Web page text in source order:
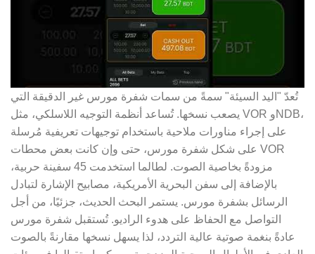
تُعدّ "اليد السيئة" سمةً من سمات شفرة مورس غير الدقيقة التي
يصعب نسخها. تُساعد أنظمة التوجيه اللاسلكي، مثل VOR وNDB،
على إجراء مناورات ملاحية باستخدام توجيهات تعريفية مُرسلة
على شكل شفرة مورس، حتى وإن كانت بعض محطات VOR
مزودةً بخاصية الصوت. لطالما استخدمت 45 سفينة حربية،
بالإضافة إلى سفن البحرية الأمريكية، مصابيح الإشارة لتبادل
الرسائل بشفرة مورس. يستمر البحث الحديث، جزئيًا، من أجل
التواصل مع الحفاظ على هدوء الراديو. تُستقبل شفرة مورس
عادةً بنغمة صوتية عالية التردد، لذا يسهل نسخها مقارنةً بالصوت